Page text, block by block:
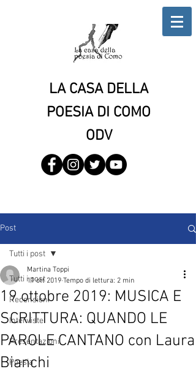
LA CASA DELLA
POESIA DI COMO
ODV
Post
Tutti i post
Recensioni
Interviste
Presentazioni
Poesia
Tutti i post
19 ottobre 2019: MUSICA E
SCRITTURA: QUANDO LE
PAROLE CANTANO con Laura
Bianchi
Martina Toppi
11 ott 2019 Tempo di lettura: 2 min